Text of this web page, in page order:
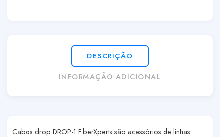
DESCRIÇÃO
INFORMAÇÃO ADICIONAL
Cabos drop DROP-1 FiberXperts são acessórios de linhas